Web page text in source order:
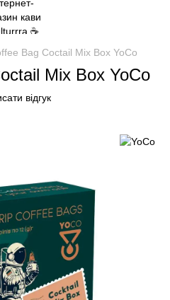
Bag Coctail Mix Box YoCo
Mix Box YoCo
відгук